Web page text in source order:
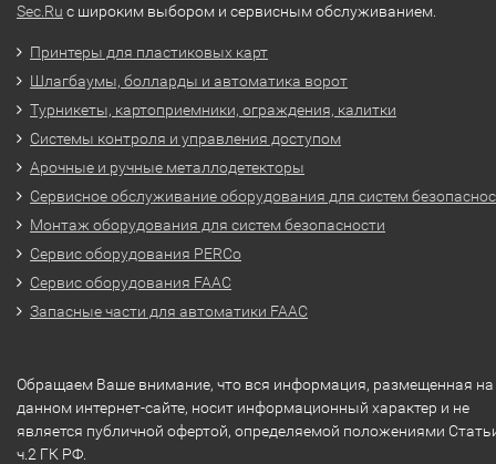
Sec.Ru с широким выбором и сервисным обслуживанием.
Принтеры для пластиковых карт
Шлагбаумы, болларды и автоматика ворот
Турникеты, картоприемники, ограждения, калитки
Системы контроля и управления доступом
Арочные и ручные металлодетекторы
Сервисное обслуживание оборудования для систем
Монтаж оборудования для систем безопасности
Сервис оборудования PERCo
Сервис оборудования FAAC
Запасные части для автоматики FAAC
Обращаем Ваше внимание, что вся информация, размещенная на
данном интернет-сайте, носит информационный характер и не
является публичной офертой, определяемой положениями
ч.2 ГК РФ.